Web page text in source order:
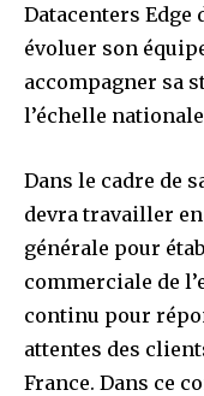
Datacenters
évoluer son
accompagner sa
l’échelle
Dans le cadre de
devra travailler
générale pour
commerciale de
continu pour
attentes des
France. Dans ce